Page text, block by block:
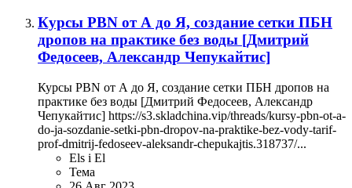
Курсы PBN от А до Я, создание сетки ПБН
дропов на практике без воды [Дмитрий
Федосеев, Александр Чепукайтис]
Курсы PBN от А до Я, создание сетки ПБН дропов на
практике без воды [Дмитрий Федосеев, Александр
Чепукайтис] https://s3.skladchina.vip/threads/kursy-pbn-ot-a-
do-ja-sozdanie-setki-pbn-dropov-na-praktike-bez-vody-tarif-
prof-dmitrij-fedoseev-aleksandr-chepukajtis.318737/...
Els i El
Тема